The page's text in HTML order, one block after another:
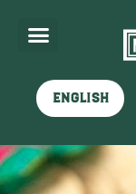
English